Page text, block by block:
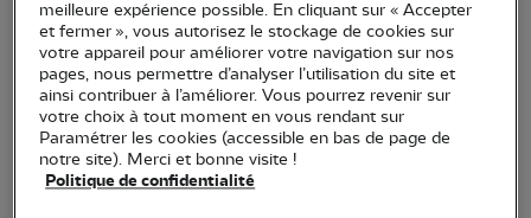
défendre.
meilleure expérience possible. En cliquant sur « Accepter
et fermer », vous autorisez le stockage de cookies sur
votre appareil pour améliorer votre navigation sur nos
pages, nous permettre d’analyser l’utilisation du site et
ainsi contribuer à l’améliorer. Vous pourrez revenir sur
votre choix à tout moment en vous rendant sur
Paramétrer les cookies (accessible en bas de page de
notre site). Merci et bonne visite !
Politique de confidentialité